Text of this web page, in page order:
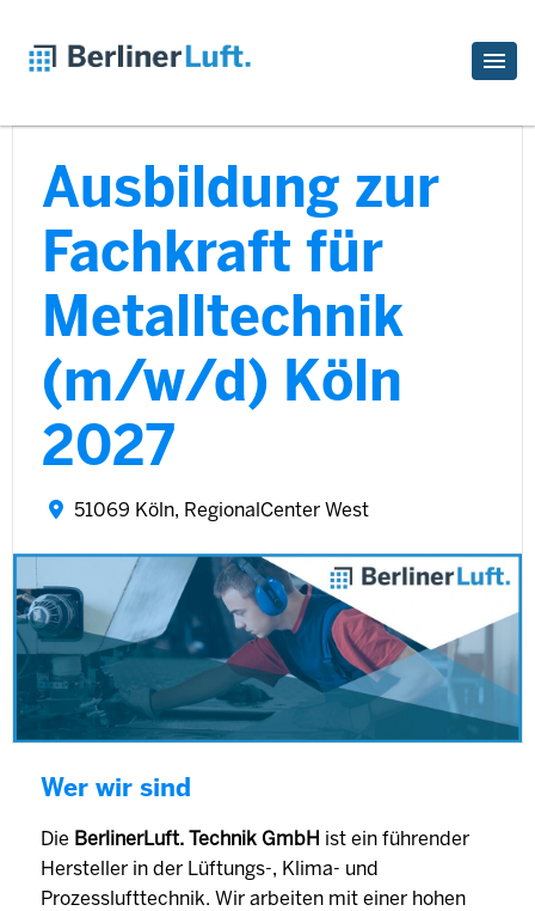
Ausbildung zur
Fachkraft für
Metalltechnik
(m/w/d) Köln
2027
51069 Köln, RegionalCenter West
Wer wir sind
Die BerlinerLuft. Technik GmbH ist ein führender
Hersteller in der Lüftungs-, Klima- und
Prozesslufttechnik. Wir arbeiten mit einer hohen